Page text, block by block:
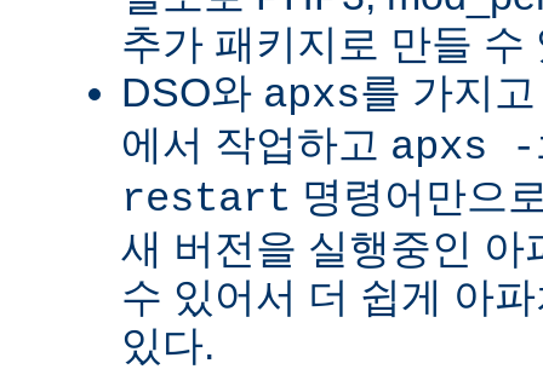
추가 패키지로 만들 수
DSO와 apxs를 가지
에서 작업하고 apxs
restart 명령어만으
새 버전을 실행중인 아
수 있어서 더 쉽게 아
있다.